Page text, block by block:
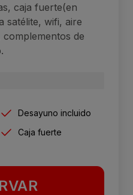
caja fuerte(en
satélite, wifi, aire
de
Desayuno incluido
Caja fuerte